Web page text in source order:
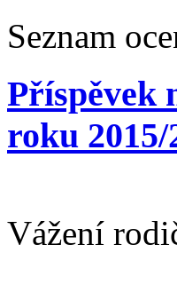
Seznam
Příspěvek
roku 2015/
Vážení